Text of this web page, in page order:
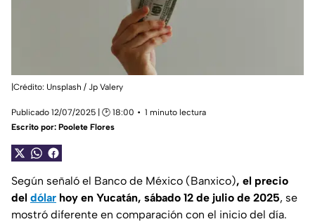
|Crédito: Unsplash / Jp Valery
Publicado 12/07/2025 | 🕑 18:00
1 minuto lectura
Escrito por: Poolete Flores
Según señaló el Banco de México (Banxico), el precio
del dólar hoy en Yucatán, sábado 12 de julio de 2025, se
mostró diferente en comparación con el inicio del día.